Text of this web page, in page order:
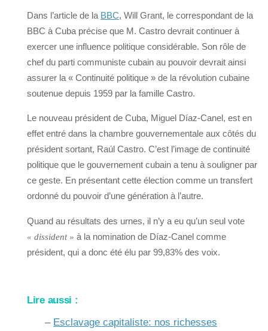
Dans l’article de la BBC, Will Grant, le correspondant de la
BBC à Cuba précise que M. Castro devrait continuer à
exercer une influence politique considérable. Son rôle de
chef du parti communiste cubain au pouvoir devrait ainsi
assurer la « Continuité politique » de la révolution cubaine
soutenue depuis 1959 par la famille Castro.
Le nouveau président de Cuba, Miguel Díaz-Canel, est en
effet entré dans la chambre gouvernementale aux côtés du
président sortant, Raúl Castro. C’est l’image de continuité
politique que le gouvernement cubain a tenu à souligner par
ce geste. En présentant cette élection comme un transfert
ordonné du pouvoir d’une génération à l’autre.
Quand au résultats des urnes, il n’y a eu qu’un seul vote
« dissident » à la nomination de Díaz-Canel comme
président, qui a donc été élu par 99,83% des voix.
Lire aussi :
– Esclavage capitaliste: nos richesses